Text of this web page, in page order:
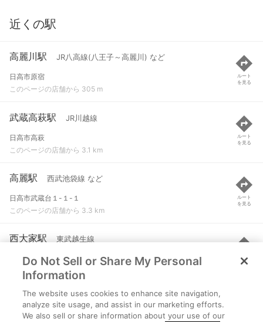
近くの駅
高麗川駅 JR八高線(八王子～高麗川) など
日高市原宿
このページの店舗から 305 m
ルート
を見る
武蔵高萩駅 JR川越線
日高市高萩
このページの店舗から 3.1 km
ルート
を見る
高麗駅 西武池袋線 など
日高市武蔵台１-１-１
このページの店舗から 3.3 km
ルート
を見る
西大家駅 東武越生線
坂戸市大字森戸６２３-７
このページの店舗から 4.6 km
ルート
を見る
東飯能駅 JR八高線(八王子～高麗川) など
飯能市東町１丁目
Do Not Sell or Share My Personal
Information
The website uses cookies to enhance site navigation,
analyze site usage, and assist in our marketing efforts.
We also sell or share information about your use of our